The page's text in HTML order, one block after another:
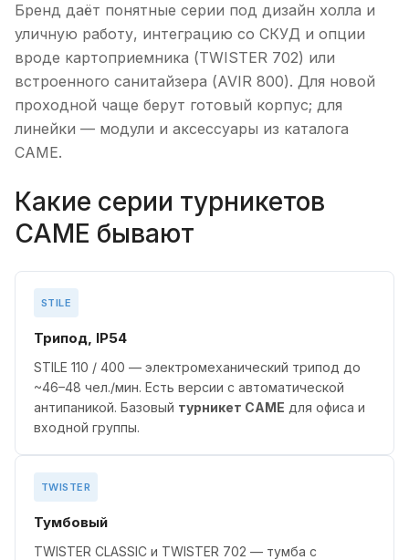
Бренд даёт понятные серии под дизайн холла и
уличную работу, интеграцию со СКУД и опции
вроде картоприемника (TWISTER 702) или
встроенного санитайзера (AVIR 800). Для новой
проходной чаще берут готовый корпус; для
линейки — модули и аксессуары из каталога
CAME.
Какие серии турникетов
CAME бывают
STILE
Трипод, IP54
STILE 110 / 400 — электромеханический трипод до
~46–48 чел./мин. Есть версии с автоматической
антипаникой. Базовый турникет CAME для офиса и
входной группы.
TWISTER
Тумбовый
TWISTER CLASSIC и TWISTER 702 — тумба с